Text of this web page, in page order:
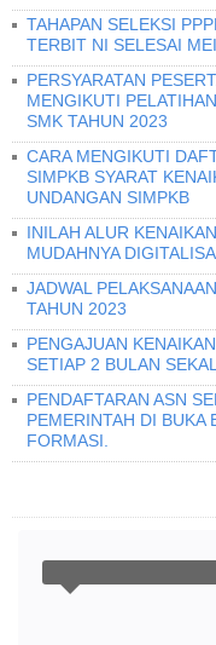
TAHAPAN SELEKSI
TERBIT NI SELESAI
PERSYARATAN
MENGIKUTI
SMK TAHUN 2023
CARA MENGIKUTI
SIMPKB SYARAT
UNDANGAN SIMPKB
INILAH ALUR
MUDAHNYA
JADWAL
TAHUN 2023
PENGAJUAN
SETIAP 2 BULAN
PENDAFTARAN ASN
PEMERINTAH DI BUKA
FORMASI.